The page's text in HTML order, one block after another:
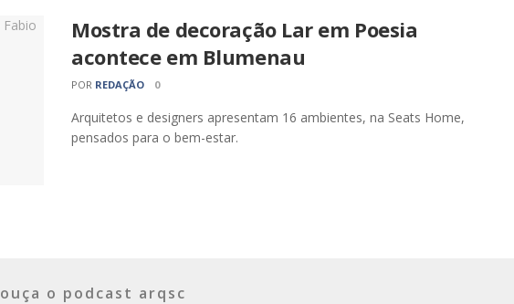
Mostra de decoração Lar em Poesia
acontece em Blumenau
POR REDAÇÃO 0
Arquitetos e designers apresentam 16 ambientes, na Seats Home,
pensados para o bem-estar.
ouça o podcast arqsc